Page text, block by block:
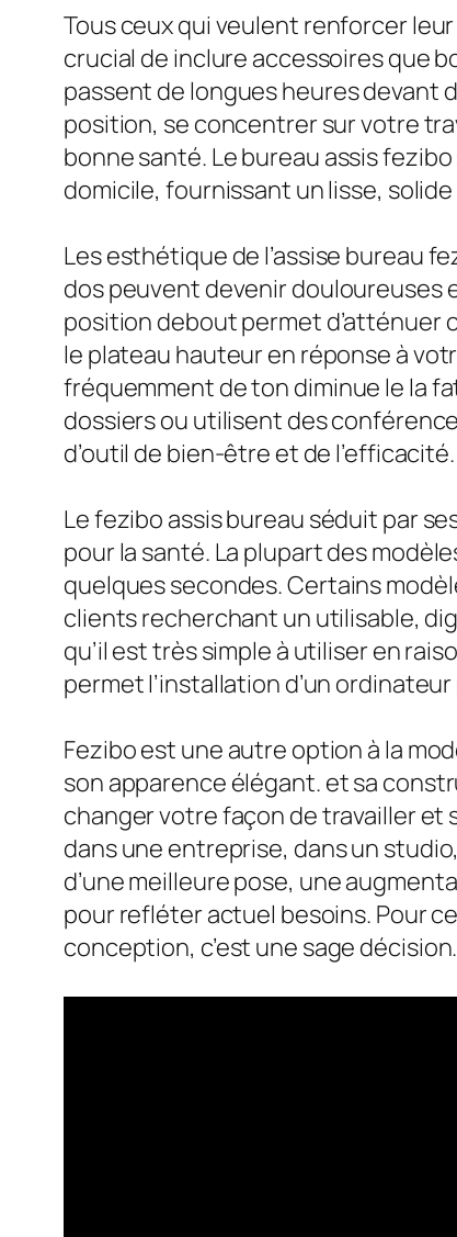
Tous ceux qui veulent renforcer
crucial de inclure accessoires que
passent de longues heures devant
position, se concentrer sur votre
bonne santé. Le bureau assis
domicile, fournissant un lisse,
Les esthétique de l’assise bureau
dos peuvent devenir douloureuses
position debout permet d’atténuer
le plateau hauteur en réponse à
fréquemment de ton diminue le la
dossiers ou utilisent des
d’outil de bien-être et de l’efficacité.
Le fezibo assis bureau séduit par
pour la santé. La plupart des
quelques secondes. Certains
clients recherchant un utilisable,
qu’il est très simple à utiliser en
permet l’installation d’un
Fezibo est une autre option à la
son apparence élégant. et sa
changer votre façon de travailler et
dans une entreprise, dans un
d’une meilleure pose, une
pour refléter actuel besoins. Pour
conception, c’est une sage décision.